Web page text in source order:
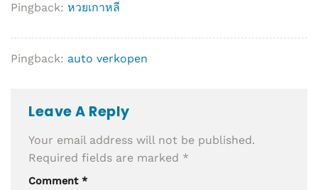
Pingback: หวยเกาหลี
Pingback: auto verkopen
Leave A Reply
Your email address will not be published.
Required fields are marked *
Comment *